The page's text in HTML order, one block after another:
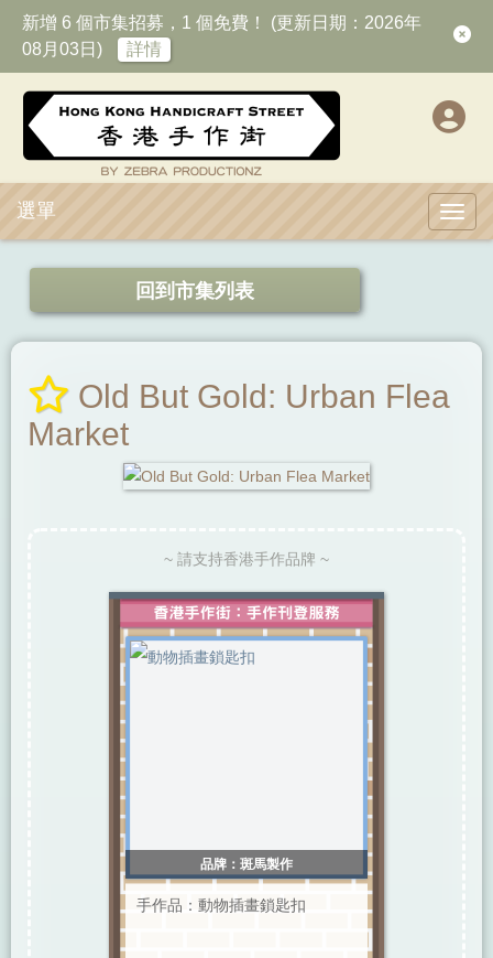
新增 6 個市集招募，1 個免費！ (更新日期：2026年
08月03日)
詳情
選單
回到市集列表
Old But Gold: Urban Flea
Market
~ 請支持香港手作品牌 ~
品牌：斑馬製作
手作品：動物插畫鎖匙扣